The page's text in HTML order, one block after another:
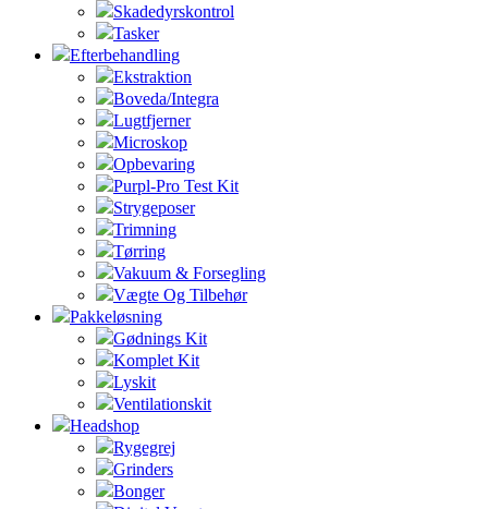
Skadedyrskontrol
Tasker
Efterbehandling
Ekstraktion
Boveda/Integra
Lugtfjerner
Microskop
Opbevaring
Purpl-Pro Test Kit
Strygeposer
Trimning
Tørring
Vakuum & Forsegling
Vægte Og Tilbehør
Pakkeløsning
Gødnings Kit
Komplet Kit
Lyskit
Ventilationskit
Headshop
Rygegrej
Grinders
Bonger